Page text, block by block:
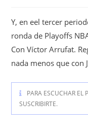
Y, en eel tercer
ronda de Playoffs
Con Víctor Arrufat.
nada menos que con
PARA ESCUCHAR EL
SUSCRIBIRTE.